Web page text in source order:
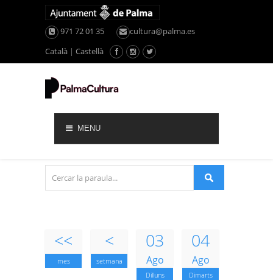
971 72 01 35
cultura@palma.es
Català | Castellà
MENU
<<
mes
<
setmana
03
Ago
Dilluns
04
Ago
Dimarts